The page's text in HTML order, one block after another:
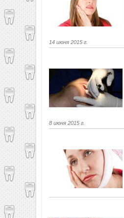
14 июня 2015 г.
8 июня 2015 г.